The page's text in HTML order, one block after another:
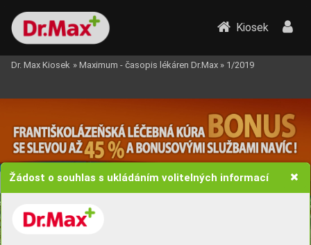
Žádost o souhlas s ukládáním volitelných informací
Kiosek
Dr. Max Kiosek » Maximum - časopis lékáren Dr.Max » 1/2019